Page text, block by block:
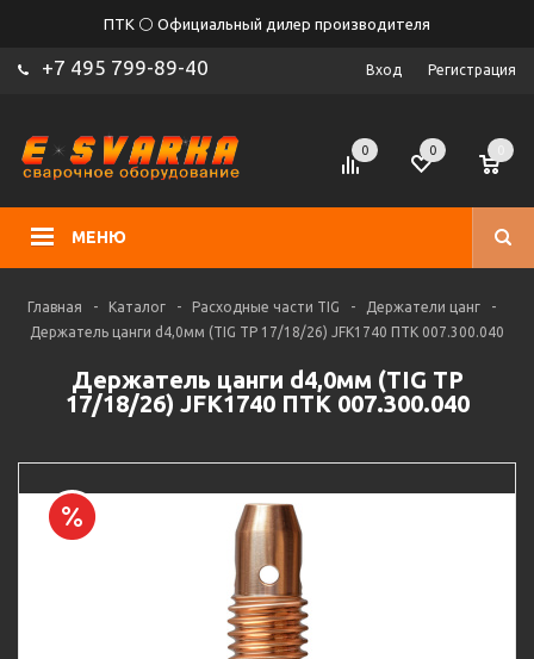
ПТК ⚪ Официальный дилер производителя
+7 495 799-89-40 Вход Регистрация
МЕНЮ
0 0
Главная - Каталог - Расходные части TIG - Держатели цанг
-
Держатель цанги d4,0мм (TIG TP 17/18/26) JFK1740 ПТК 007.300.040
Держатель цанги d4,0мм (TIG TP
17/18/26) JFK1740 ПТК 007.300.040